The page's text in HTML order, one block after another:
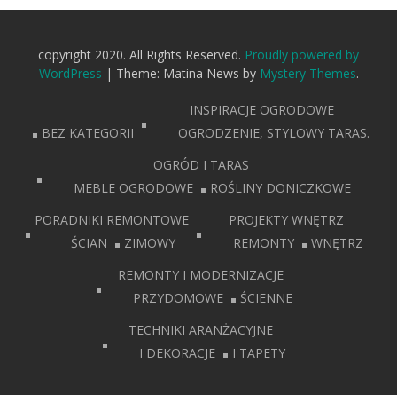
copyright 2020. All Rights Reserved. Proudly powered by
WordPress | Theme: Matina News by Mystery Themes.
BEZ KATEGORII
INSPIRACJE OGRODOWE
OGRODZENIE, STYLOWY TARAS.
OGRÓD I TARAS
MEBLE OGRODOWE
ROŚLINY DONICZKOWE
PORADNIKI REMONTOWE
ŚCIAN
ZIMOWY
PROJEKTY WNĘTRZ
REMONTY
WNĘTRZ
REMONTY I MODERNIZACJE
PRZYDOMOWE
ŚCIENNE
TECHNIKI ARANŻACYJNE
I DEKORACJE
I TAPETY